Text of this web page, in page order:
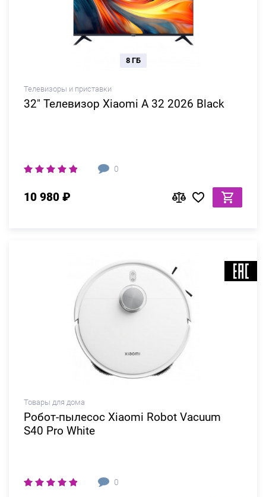
Телевизоры и приставки
32" Телевизор Xiaomi A 32 2026 Black
0
8 ГБ
10 980 ₽
Товары для дома
Робот-пылесос Xiaomi Robot Vacuum
S40 Pro White
0